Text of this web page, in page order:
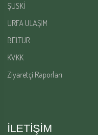
ŞUSKİ
URFA ULAŞIM
BELTUR
KVKK
Ziyaretçi Raporları
İLETİŞİM